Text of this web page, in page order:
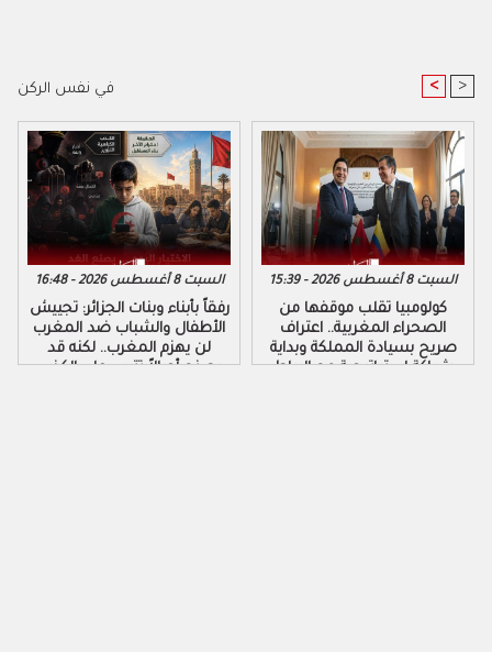
في نفس الركن < >
السبت 8 أغسطس 2026 - 16:48
رفقاً بأبناء وبنات الجزائر: تجييش
الأطفال والشباب ضد المغرب
لن يهزم المغرب.. لكنه قد
يصنع أجيالاً تتربى على الكذب
السبت 8 أغسطس 2026 - 15:39
كولومبيا تقلب موقفها من
الصحراء المغربية.. اعتراف
صريح بسيادة المملكة وبداية
شراكة استراتيجية مع الرباط